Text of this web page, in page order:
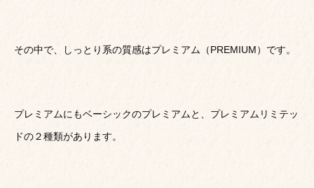
その中で、しっとり系の質感はプレミアム（PREMIUM）です。
プレミアムにもベーシックのプレミアムと、プレミアムリミテッ
ドの２種類があります。